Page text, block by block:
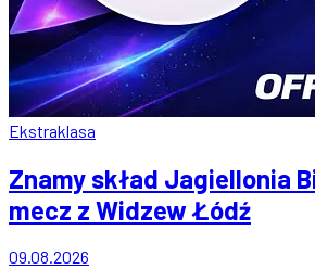
Ekstraklasa
Znamy skład Jagiellonia
mecz z Widzew Łódź
09.08.2026